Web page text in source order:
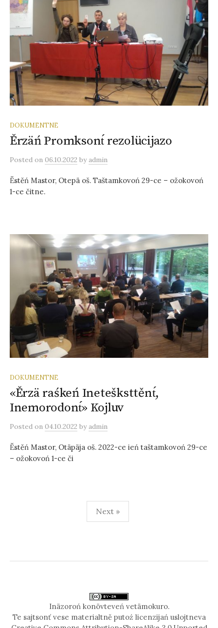
DOKUMENTNE
Ěrzäń Promksont́ rezolücijazo
Posted on 06.10.2022 byadmin
Ěstěń Mastor, Otepä oš. Taštamkovoń 29-ce – ožokovoń
1-ce čitne.
DOKUMENTNE
«Ěrzä raśkeń Inetešksttěnt́,
Inemorodont́» Kojluv
Posted on 04.10.2022 byadmin
Ěstěń Mastor, Otäpäja oš. 2022-ce ień taštamkovoń 29-ce
– ožokovoń 1-ce či
Next »
Inäzoroń konövteveń vetämokuro.
Te sajtsonť vese materialtně putoź licenzijań uslojtneva